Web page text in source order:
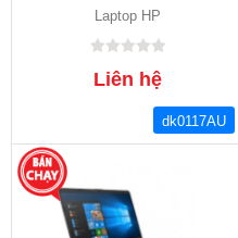
Laptop HP
Liên hệ
dk0117AU